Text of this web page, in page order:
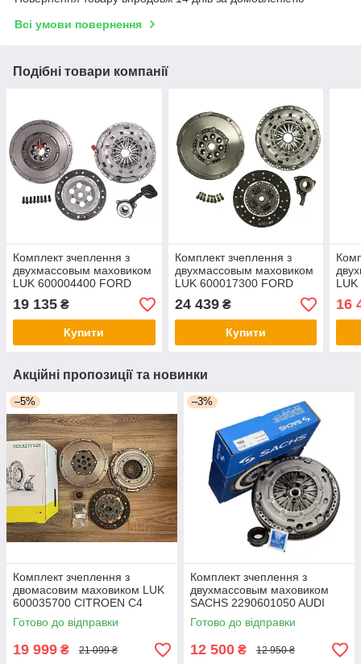
Всі умови повернення
Подібні товари компанії
Комплект зчеплення з
двухмассовым маховиком
LUK 600004400 FORD
FOCUS/TRANSIT 1,8 TDCI
01-05
19 135 ₴
Купити
Комплект зчеплення з
двухмассовым маховиком
LUK 600017300 FORD
TRANSIT 2,4 TDCI 06-
24 439₴
Купити
A3/
16
Акційні пропозиції та новинки
–5%
Комплект зчеплення з
двомасовим маховиком LUK
600035700 CITROEN C4
PICASSO/PEUGEOT 308 1,6
D 13- МКПП
Готово до відправки
19 999 ₴ 21 099 ₴
–3%
Комплект зчеплення з
двухмассовым маховиком
SACHS 2290601050 AUDI
A3/VW GOLF V 1,9 TDI 03-
Готово до відправки
12 500 ₴ 12 950 ₴